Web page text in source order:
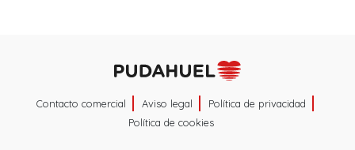
Contacto comercial Aviso legal
Política de privacidad
Política de cookies